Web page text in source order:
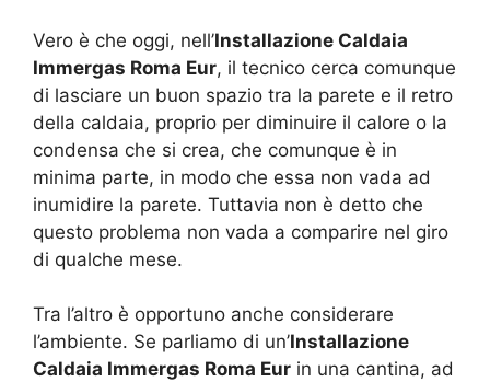
Vero è che oggi, nell’Installazione Caldaia
Immergas Roma Eur, il tecnico cerca comunque
di lasciare un buon spazio tra la parete e il retro
della caldaia, proprio per diminuire il calore o la
condensa che si crea, che comunque è in
minima parte, in modo che essa non vada ad
inumidire la parete. Tuttavia non è detto che
questo problema non vada a comparire nel giro
di qualche mese.
Tra l’altro è opportuno anche considerare
l’ambiente. Se parliamo di un’Installazione
Caldaia Immergas Roma Eur in una cantina, ad